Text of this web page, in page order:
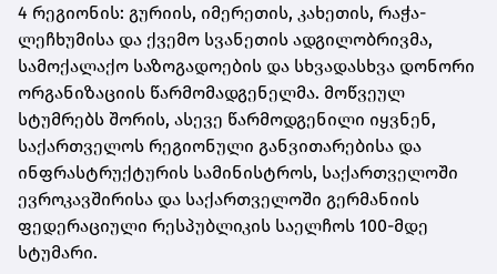
4 რეგიონის: გურიის, იმერეთის, კახეთის, რაჭა-
ლეჩხუმისა და ქვემო სვანეთის ადგილობრივმა,
სამოქალაქო საზოგადოების და სხვადასხვა დონორი
ორგანიზაციის წარმომადგენელმა. მოწვეულ
სტუმრებს შორის, ასევე წარმოდგენილი იყვნენ,
საქართველოს რეგიონული განვითარებისა და
ინფრასტრუქტურის სამინისტროს, საქართველოში
ევროკავშირისა და საქართველოში გერმანიის
ფედერაციული რესპუბლიკის საელჩოს 100-მდე
სტუმარი.